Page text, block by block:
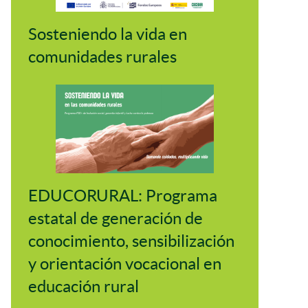
Sosteniendo la vida en
comunidades rurales
EDUCORURAL: Programa
estatal de generación de
conocimiento, sensibilización
y orientación vocacional en
educación rural